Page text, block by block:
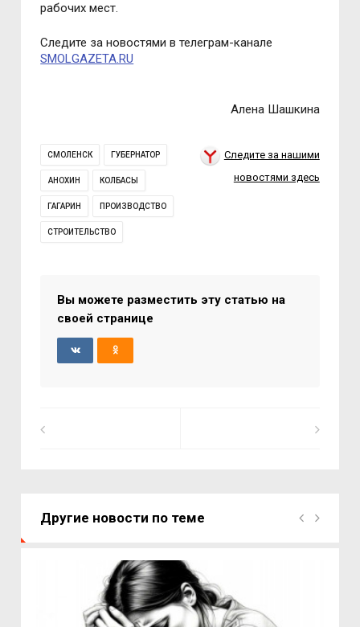
рабочих мест.
Следите за новостями в телеграм-канале
SMOLGAZETA.RU
Алена Шашкина
СМОЛЕНСК ГУБЕРНАТОР
АНОХИН КОЛБАСЫ
ГАГАРИН ПРОИЗВОДСТВО
СТРОИТЕЛЬСТВО
Следите за нашими
новостями здесь
Вы можете разместить эту статью на
своей странице
Другие новости по теме